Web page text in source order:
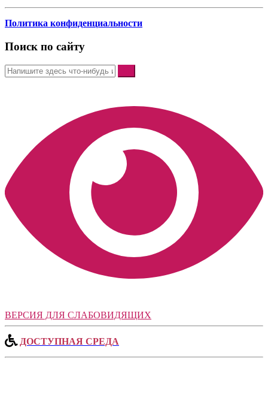
Политика конфиденциальности
Поиск по сайту
ВЕРСИЯ ДЛЯ СЛАБОВИДЯЩИХ
ДОСТУПНАЯ СРЕДА